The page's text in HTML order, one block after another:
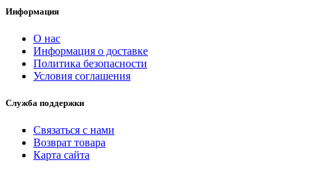
Информация
О нас
Информация о доставке
Политика безопасности
Условия соглашения
Служба поддержки
Связаться с нами
Возврат товара
Карта сайта